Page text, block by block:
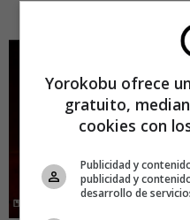
Yorokobu ofrece
gratuito,
cookies con
Publicidad y
publicidad y
desarrollo de